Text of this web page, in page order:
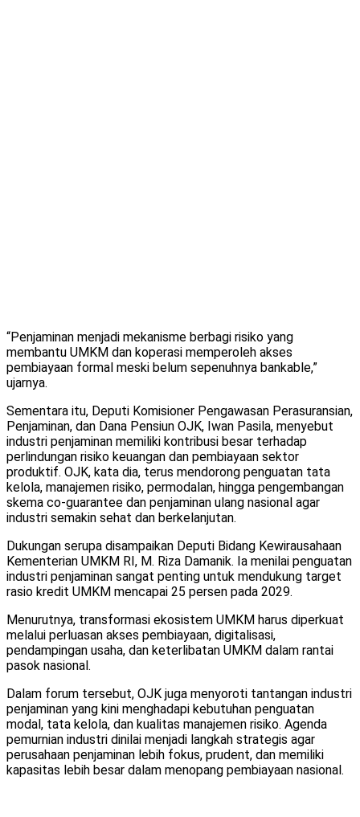
“Penjaminan menjadi mekanisme berbagi risiko yang
membantu UMKM dan koperasi memperoleh akses
pembiayaan formal meski belum sepenuhnya bankable,”
ujarnya.
Sementara itu, Deputi Komisioner Pengawasan Perasuransian,
Penjaminan, dan Dana Pensiun OJK, Iwan Pasila, menyebut
industri penjaminan memiliki kontribusi besar terhadap
perlindungan risiko keuangan dan pembiayaan sektor
produktif. OJK, kata dia, terus mendorong penguatan tata
kelola, manajemen risiko, permodalan, hingga pengembangan
skema co-guarantee dan penjaminan ulang nasional agar
industri semakin sehat dan berkelanjutan.
Dukungan serupa disampaikan Deputi Bidang Kewirausahaan
Kementerian UMKM RI, M. Riza Damanik. Ia menilai penguatan
industri penjaminan sangat penting untuk mendukung target
rasio kredit UMKM mencapai 25 persen pada 2029.
Menurutnya, transformasi ekosistem UMKM harus diperkuat
melalui perluasan akses pembiayaan, digitalisasi,
pendampingan usaha, dan keterlibatan UMKM dalam rantai
pasok nasional.
Dalam forum tersebut, OJK juga menyoroti tantangan industri
penjaminan yang kini menghadapi kebutuhan penguatan
modal, tata kelola, dan kualitas manajemen risiko. Agenda
pemurnian industri dinilai menjadi langkah strategis agar
perusahaan penjaminan lebih fokus, prudent, dan memiliki
kapasitas lebih besar dalam menopang pembiayaan nasional.